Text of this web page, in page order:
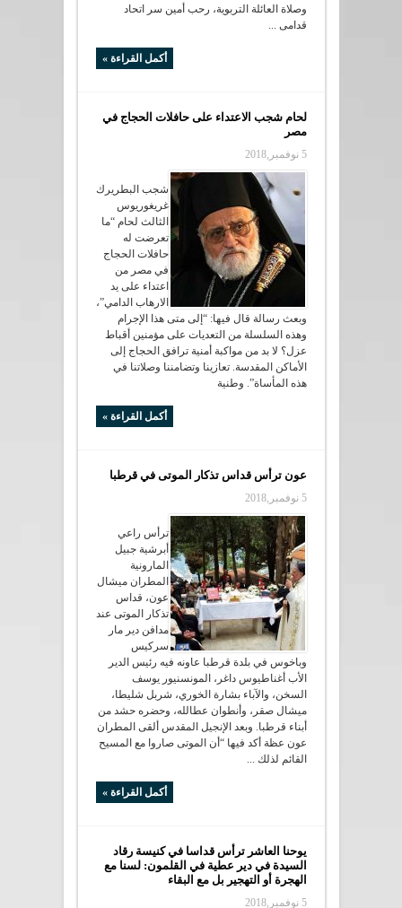
وصلاة العائلة التربوية، رحب أمين سر اتحاد
قدامى ...
أكمل القراءة »
لحام شجب الاعتداء على حافلات الحجاج في
مصر
5 نوفمبر,2018
شجب البطريرك
غريغوريوس
الثالث لحام “ما
تعرضت له
حافلات الحجاج
في مصر من
اعتداء على يد
الارهاب الدامي”،
وبعث رسالة قال فيها: “إلى متى هذا الإجرام
وهذه السلسلة من التعديات على مؤمنين أقباط
عزل؟ لا بد من مواكبة أمنية ترافق الحجاج إلى
الأماكن المقدسة. تعازينا وتضامننا وصلاتنا في
هذه المأساة”. وطنية
أكمل القراءة »
عون ترأس قداس تذكار الموتى في قرطبا
5 نوفمبر,2018
ترأس راعي
أبرشية جبيل
المارونية
المطران ميشال
عون، قداس
تذكار الموتى عند
مدافن دير مار
سركيس
وباخوس في بلدة قرطبا عاونه فيه رئيس الدير
الأب أغناطيوس داغر، المونسنيور يوسف
السخن، والآباء بشارة الخوري، شربل شليطا،
ميشال صقر، وأنطوان عطالله، وحضره حشد من
أبناء قرطبا. وبعد الإنجيل المقدس ألقى المطران
عون عظة أكد فيها “أن الموتى صاروا مع المسيح
القائم لذلك ...
أكمل القراءة »
يوحنا العاشر ترأس قداسا في كنيسة رقاد
السيدة في دير عطية في القلمون: لسنا مع
الهجرة أو التهجير بل مع البقاء
5 نوفمبر,2018